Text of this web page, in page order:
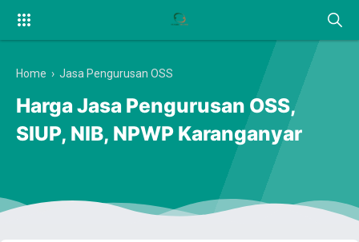
Home › Jasa Pengurusan OSS
Harga Jasa Pengurusan OSS,
SIUP, NIB, NPWP Karanganyar